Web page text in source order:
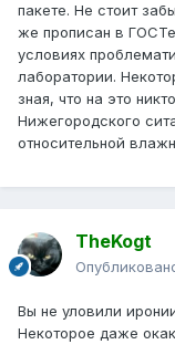
пакете. Не стоит
же прописан в
условиях
лаборатории.
зная, что на это
Нижегородского
относительной
TheKogt
Вы не уловили
Некоторое даже